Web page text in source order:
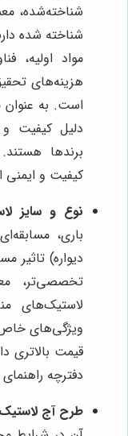
شناخته‌شده،
شناخته شده
مواد اولیه،
هزینه‌های
است. به
دلیل کیفیت و
برندها
کیفیت و
نوع و سایز
باری،
دیواره) تاثیر
تخصصی‌تر،
لاستیک‌های
ویژگی‌های
قیمت بالاتری
دفترچه
طرح آج